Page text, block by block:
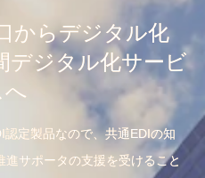
からデジタル化
デジタル化サービ
へ
定製品なので、共通EDIの知
サポータの支援を受けること